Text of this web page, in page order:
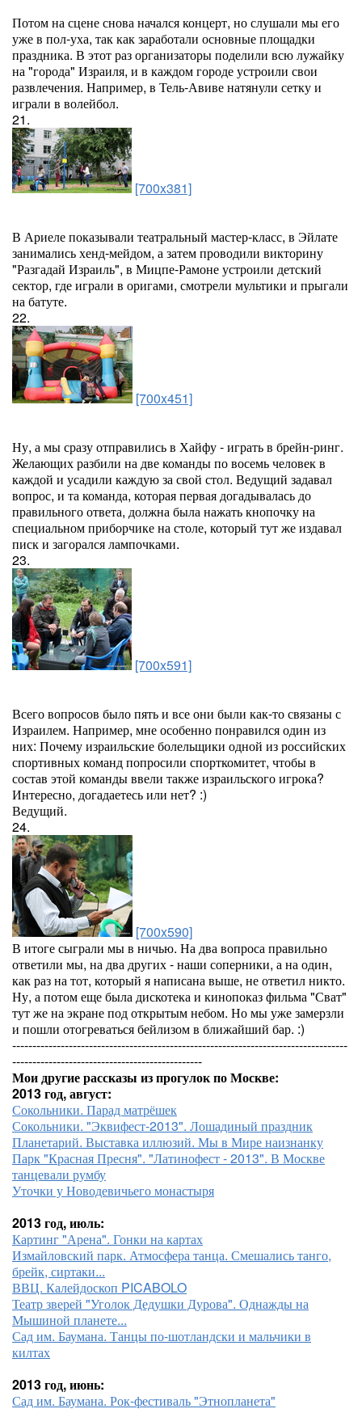
Потом на сцене снова начался концерт, но слушали мы его
уже в пол-уха, так как заработали основные площадки
праздника. В этот раз организаторы поделили всю лужайку
на "города" Израиля, и в каждом городе устроили свои
развлечения. Например, в Тель-Авиве натянули сетку и
играли в волейбол.
21.
[700x381]
В Ариеле показывали театральный мастер-класс, в Эйлате
занимались хенд-мейдом, а затем проводили викторину
"Разгадай Израиль", в Мицпе-Рамоне устроили детский
сектор, где играли в оригами, смотрели мультики и прыгали
на батуте.
22.
[700x451]
Ну, а мы сразу отправились в Хайфу - играть в брейн-ринг.
Желающих разбили на две команды по восемь человек в
каждой и усадили каждую за свой стол. Ведущий задавал
вопрос, и та команда, которая первая догадывалась до
правильного ответа, должна была нажать кнопочку на
специальном приборчике на столе, который тут же издавал
писк и загорался лампочками.
23.
[700x591]
Всего вопросов было пять и все они были как-то связаны с
Израилем. Например, мне особенно понравился один из
них: Почему израильские болельщики одной из российских
спортивных команд попросили спорткомитет, чтобы в
состав этой команды ввели также израильского игрока?
Интересно, догадаетесь или нет? :)
Ведущий.
24.
[700x590]
В итоге сыграли мы в ничью. На два вопроса правильно
ответили мы, на два других - наши соперники, а на один,
как раз на тот, который я написана выше, не ответил никто.
Ну, а потом еще была дискотека и кинопоказ фильма "Сват"
тут же на экране под открытым небом. Но мы уже замерзли
и пошли отогреваться бейлизом в ближайший бар. :)
-----------------------------------------------------------------------------------
-----------------------------------------------
Мои другие рассказы из прогулок по Москве:
2013 год, август:
Сокольники. Парад матрёшек
Сокольники. "Эквифест-2013". Лошадиный праздник
Планетарий. Выставка иллюзий. Мы в Мире наизнанку
Парк "Красная Пресня". "Латинофест - 2013". В Москве
танцевали румбу
Уточки у Новодевичьего монастыря
2013 год, июль:
Картинг "Арена". Гонки на картах
Измайловский парк. Атмосфера танца. Смешались танго,
брейк, сиртаки...
ВВЦ. Калейдоскоп PICABOLO
Театр зверей "Уголок Дедушки Дурова". Однажды на
Мышиной планете...
Сад им. Баумана. Танцы по-шотландски и мальчики в
килтах
2013 год, июнь:
Сад им. Баумана. Рок-фестиваль "Этнопланета"